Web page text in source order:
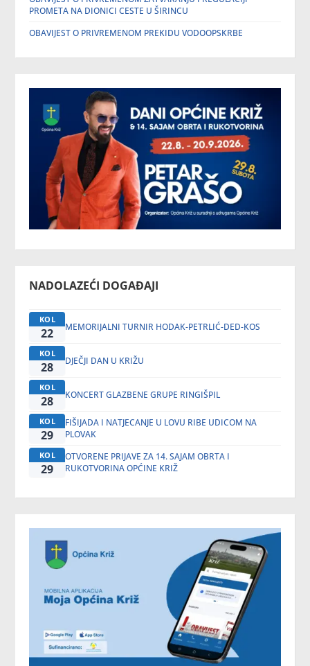
PROMETA NA DIONICI CESTE U ŠIRINCU
OBAVIJEST O PRIVREMENOM PREKIDU VODOOPSKRBE
NADOLAZEĆI DOGAĐAJI
KOL
22 MEMORIJALNI TURNIR HODAK-PETRLIĆ-DED-KOS
KOL
28 DJEČJI DAN U KRIŽU
KOL
28 KONCERT GLAZBENE GRUPE RINGIŠPIL
KOL
29
FIŠIJADA I NATJECANJE U LOVU RIBE UDICOM NA
PLOVAK
KOL
29
OTVORENE PRIJAVE ZA 14. SAJAM OBRTA I
RUKOTVORINA OPĆINE KRIŽ